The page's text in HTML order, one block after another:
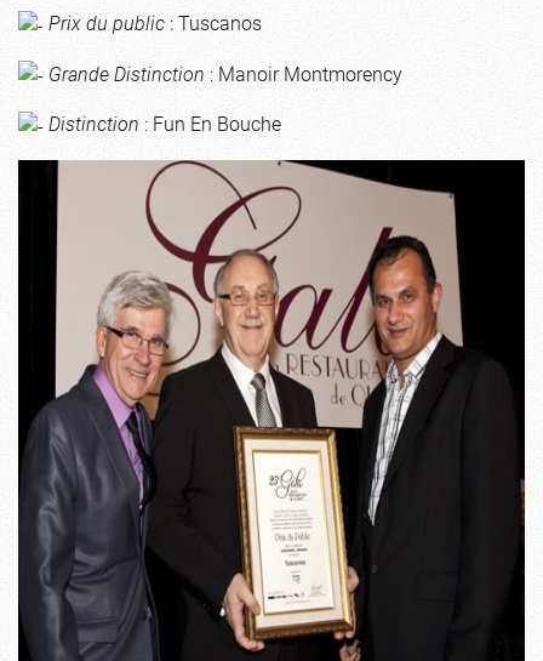
Prix du public: Tuscanos
Grande Distinction: Manoir Montmorency
Distinction: Fun En Bouche